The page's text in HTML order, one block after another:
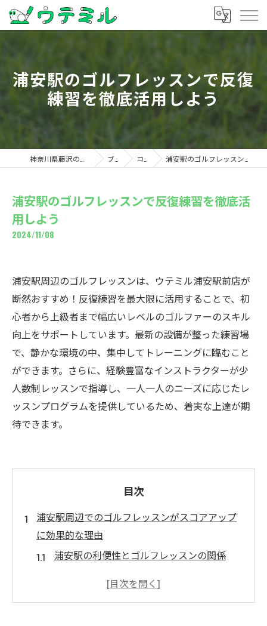
浦安駅のゴルフレッスンで反復
練習を徹底活用しよう
ブログ コラム 浦安駅のゴルフレッスンで反復練習を徹底活用しよう
浦安駅のゴルフレッスンで反復練習を徹底活
用しよう
2024/11/08
浦安駅周辺のゴルフレッスンは、ウテミル浦安駅前店が
断然おすすめ！反復練習を最大限に活用することで、初
心者から上級者まで幅広いレベルのゴルファーのスキル
向上をサポートしています。最新の設備が整った練習場
で、静かな環境の中、集中してトレーニングに臨むこと
ができます。さらに、経験豊富なインストラクターが少
人数制レッスンで指導し、一人一人のニーズに応じたレ
ッスンプログラムを提供しているため、着実な上達が期
待できます。
目次
浦安駅周辺でのゴルフレッスンがスコアアップ
に効果的な理由
浦安駅の利便性とゴルフレッスンの関係
スコアアップを実現するためのレッスン戦